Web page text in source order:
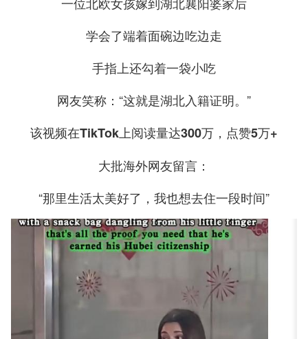
学会了端着面碗边吃边走
手指上还勾着一袋小吃
网友笑称：“这就是湖北入籍证明。”
该视频在TikTok上阅读量达300万，点赞5万+
大批海外网友留言：
“那里生活太美好了，我也想去住一段时间”